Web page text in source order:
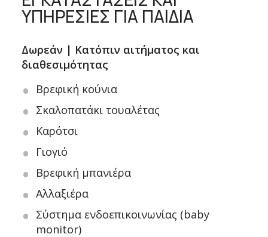
ΥΠΗΡΕΣΙΕΣ ΓΙΑ ΠΑΙΔΙΑ
Δωρεάν | Κατόπιν αιτήματος και
διαθεσιμότητας
Βρεφική κούνια
Σκαλοπατάκι τουαλέτας
Καρότσι
Γιογιό
Βρεφική μπανιέρα
Αλλαξιέρα
Σύστημα ενδοεπικοινωνίας (baby
monitor)